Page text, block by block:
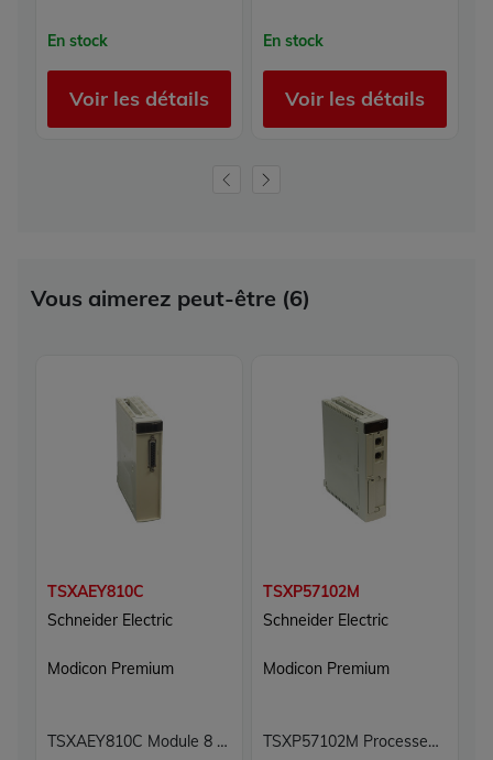
En stock
Voir les détails
En stock
Voir les détails
Vous aimerez peut-être (6)
TSXAEY810C
Schneider Electric
Modicon Premium
TSXAEY810C Module 8 entrées analogiques Carte 8E Modicon Premium Schneider Electric
TSXP57102M
Schneider Electric
Modicon Premium
TSXP57102M Processeur Modicon Premium Schneider Electric